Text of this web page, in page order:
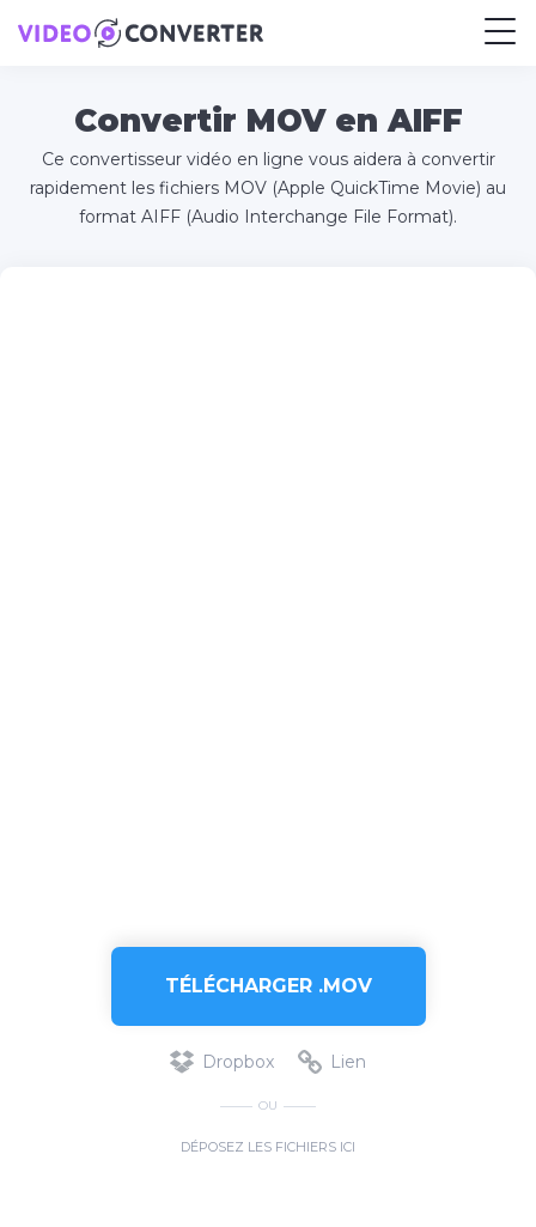
Convertir MOV en AIFF
Ce convertisseur vidéo en ligne vous aidera à convertir
rapidement les fichiers MOV (Apple QuickTime Movie) au
format AIFF (Audio Interchange File Format).
TÉLÉCHARGER .MOV
Dropbox Lien
OU
DÉPOSEZ LES FICHIERS ICI